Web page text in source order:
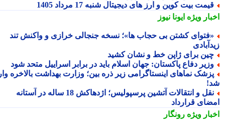
بیت کوین و ارز های دیجیتال شنبه 17 مرداد 1405
ویژهایونا نیوز
کشتن بی حجاب ها»؛ نسخه جنجالی خرازی و واکنش تند
برای ژاپن خط و نشان کشید
دفاع پاکستان: جهان اسلام باید در برابر اسراییل متحد شود
نماهای اینستاگرامی زیر ذره بین؛ وزارت بهداشت بالاخره وارد
نقل و انتقالات آتشین پرسپولیس؛ اژدهاکش 18 ساله در آستانه
قرارداد
ویژهرونگار